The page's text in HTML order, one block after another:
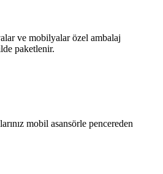
ve mobilyalar özel ambalaj
paketlenir.
mobil asansörle pencereden